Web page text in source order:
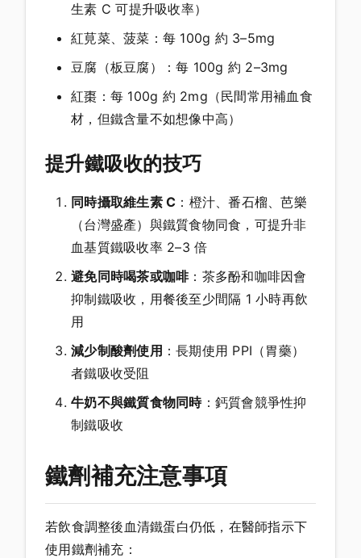
生素 C 可提升吸收率）
紅莧菜、菠菜：每 100g 約 3–5mg
豆腐（板豆腐）：每 100g 約 2–3mg
紅棗：每 100g 約 2mg（民間常用補血食
材，但鐵含量不如想像中高）
提升鐵吸收的技巧
同時攝取維生素 C ：橙汁、番石榴、芭樂
（台灣盛產）與鐵質食物同食，可提升非
血基質鐵吸收率 2–3 倍
避免同時喝茶或咖啡：茶多酚和咖啡因會
抑制鐵吸收，用餐後至少間隔 1 小時再飲
用
減少制酸劑使用 ：長期使用 PPI（胃藥）
者鐵吸收受阻
牛奶不與鐵質食物同時：鈣質會競爭性抑
制鐵吸收
鐵劑補充注意事項
若飲食調整後血清鐵蛋白仍低，在醫師指示下
使用鐵劑補充：